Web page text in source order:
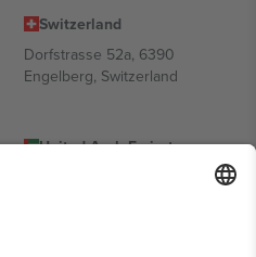
Switzerland
Dorfstrasse 52a, 6390
Engelberg, Switzerland
United Arab Emirates
UAE Dubai Silicon Oasis, DDP